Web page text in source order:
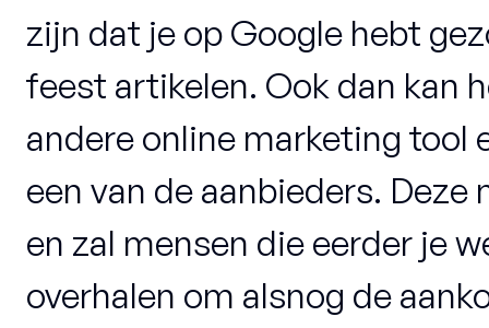
zijn dat je op Google hebt
feest artikelen. Ook dan kan
andere online marketing tool
een van de aanbieders.
en zal mensen die eerder je
overhalen om alsnog de